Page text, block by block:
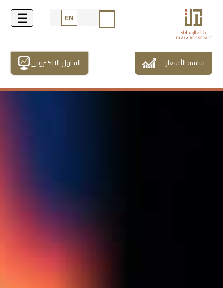
EN
شاشة الأسعار التداول الالكتروني